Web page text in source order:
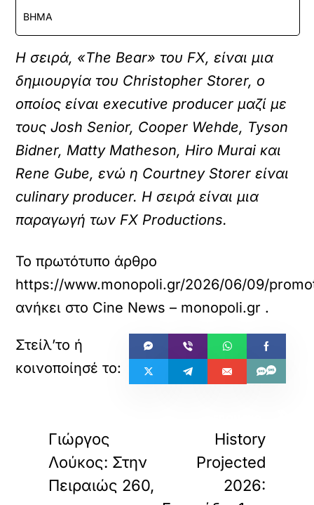
ΒΗΜΑ
Η σειρά, «The Bear» του FX, είναι μια
δημιουργία του Christopher Storer, ο
οποίος είναι executive producer μαζί με
τους Josh Senior, Cooper Wehde, Tyson
Bidner, Matty Matheson, Hiro Murai και
Rene Gube, ενώ η Courtney Storer είναι
culinary producer. Η σειρά είναι μια
παραγωγή των FX Productions.
Το πρωτότυπο άρθρο
https://www.monopoli.gr/2026/06/09/
ανήκει στο Cine News – monopoli.gr .
Γιώργος
Λούκος: Στην
Πειραιώς 260,
History
Projected
2026: